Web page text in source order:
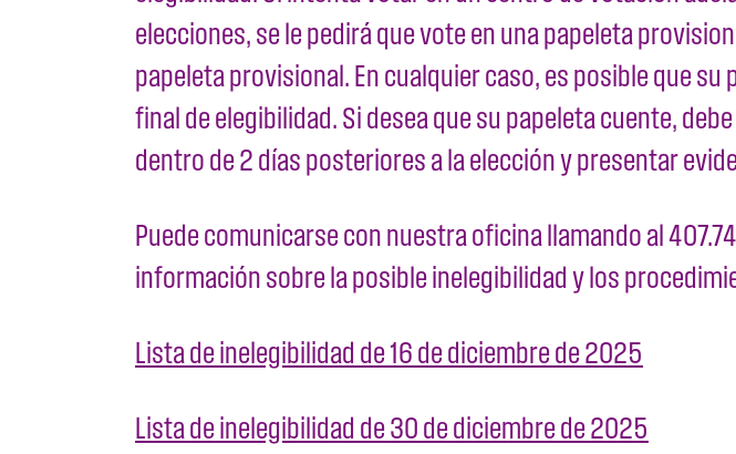
elecciones, se le pedirá que vote en una papeleta
papeleta provisional. En cualquier caso, es posible que
final de elegibilidad. Si desea que su papeleta cuente,
dentro de 2 días posteriores a la elección y presentar
Puede comunicarse con nuestra oficina llamando al
información sobre la posible inelegibilidad y los
Lista de inelegibilidad de 16 de diciembre de 2025
Lista de inelegibilidad de 30 de diciembre de 2025